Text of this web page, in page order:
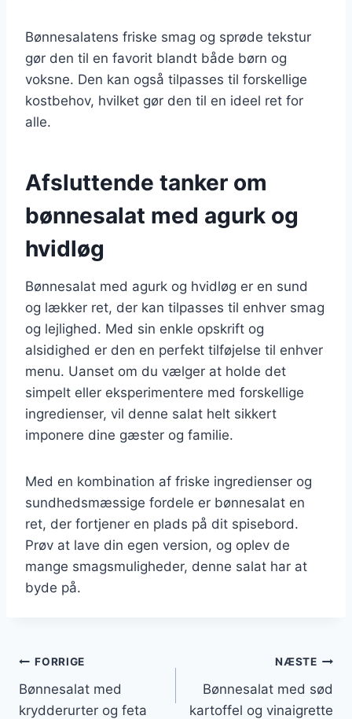
Bønnesalatens friske smag og sprøde tekstur
gør den til en favorit blandt både børn og
voksne. Den kan også tilpasses til forskellige
kostbehov, hvilket gør den til en ideel ret for
alle.
Afsluttende tanker om
bønnesalat med agurk og
hvidløg
Bønnesalat med agurk og hvidløg er en sund
og lækker ret, der kan tilpasses til enhver smag
og lejlighed. Med sin enkle opskrift og
alsidighed er den en perfekt tilføjelse til enhver
menu. Uanset om du vælger at holde det
simpelt eller eksperimentere med forskellige
ingredienser, vil denne salat helt sikkert
imponere dine gæster og familie.
Med en kombination af friske ingredienser og
sundhedsmæssige fordele er bønnesalat en
ret, der fortjener en plads på dit spisebord.
Prøv at lave din egen version, og oplev de
mange smagsmuligheder, denne salat har at
byde på.
Indlægsnavigation
FORRIGE
Bønnesalat med
krydderurter og feta
NÆSTE
Bønnesalat med sød
kartoffel og vinaigrette